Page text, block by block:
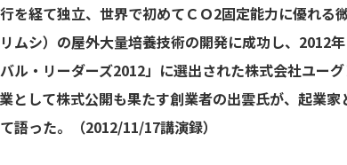
を経て独立、世界で初めてＣＯ2固定能力に優れる
ムシ）の屋外大量培養技術の開発に成功し、2012
ル・リーダーズ2012」に選出された株式会社ユー
として株式公開も果たす創業者の出雲氏が、起業
語った。（2012/11/17講演録）